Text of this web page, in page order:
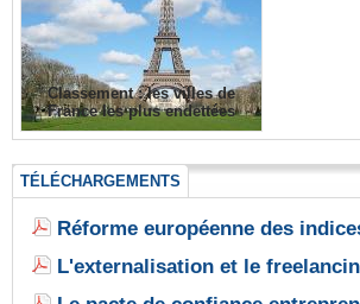
Classement : les villes de
France les plus endettées
TÉLÉCHARGEMENTS
Réforme européenne des
L'externalisation et le